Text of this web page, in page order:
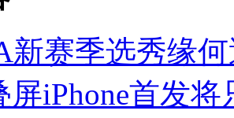
新赛季选秀缘
屏iPhone首发